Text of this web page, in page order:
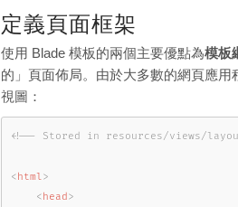
定義頁面框架
使用 Blade 模板的兩個主要優點為模板
的」頁面佈局。由於大多數的網頁應
視圖：
<!-- Stored in resources/views/
<html >
<head>